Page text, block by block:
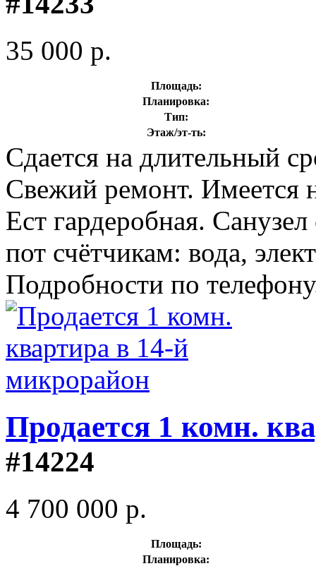
35 000 р.
Площадь:
Планировка:
Тип:
Этаж/эт-ть:
Сдается на длительный
Свежий ремонт. Имеется
Ест гардеробная.
пот счётчикам: вода,
Подробности по
Продается 1 комн.
#14224
4 700 000 р.
Площадь:
Планировка: